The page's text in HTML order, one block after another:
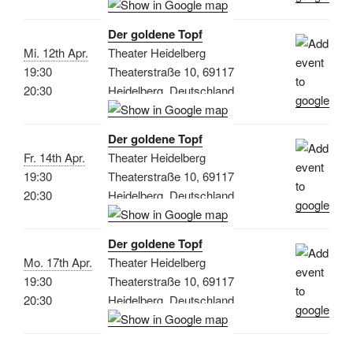
Mi. 12th Apr.
19:30
20:30
Der goldene Topf
Theater Heidelberg
Theaterstraße 10, 69117
Heidelberg, Deutschland
Fr. 14th Apr.
19:30
20:30
Der goldene Topf
Theater Heidelberg
Theaterstraße 10, 69117
Heidelberg, Deutschland
Mo. 17th Apr.
19:30
20:30
Der goldene Topf
Theater Heidelberg
Theaterstraße 10, 69117
Heidelberg, Deutschland